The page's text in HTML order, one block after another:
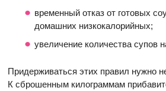
временный отказ от готовых
домашних низкокалорийных;
увеличение количества супов
Придерживаться этих правил нужно
К сброшенным килограммам